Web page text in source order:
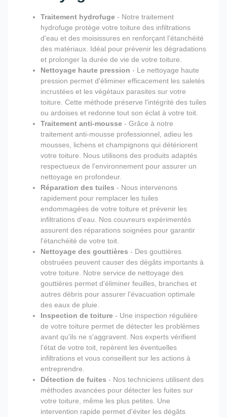
Traitement hydrofuge - Notre traitement
hydrofuge protège votre toiture des infiltrations
d'eau et des moisissures en renforçant l'étanchéité
des matériaux. Idéal pour prévenir les dégradations
et prolonger la durée de vie de votre toiture.
Nettoyage haute pression - Le nettoyage haute
pression permet d'éliminer efficacement les saletés
incrustées et les végétaux parasites sur votre
toiture. Cette méthode préserve l'intégrité des tuiles
ou ardoises et redonne tout son éclat à votre toit.
Traitement anti-mousse - Grâce à notre
traitement anti-mousse professionnel, adieu les
mousses, lichens et champignons qui détériorent
votre toiture. Nous utilisons des produits adaptés
respectueux de l'environnement pour assurer un
nettoyage en profondeur.
Réparation des tuiles - Nous intervenons
rapidement pour remplacer les tuiles
endommagées de votre toiture et prévenir les
infiltrations d'eau. Nos couvreurs expérimentés
assurent des réparations soignées pour garantir
l'étanchéité de votre toit.
Nettoyage des gouttières - Des gouttières
obstruées peuvent causer des dégâts importants à
votre toiture. Notre service de nettoyage des
gouttières permet d'éliminer feuilles, branches et
autres débris pour assurer l'évacuation optimale
des eaux de pluie.
Inspection de toiture - Une inspection régulière
de votre toiture permet de détecter les problèmes
avant qu'ils ne s'aggravent. Nos experts vérifient
l'état de votre toit, repèrent les éventuelles
infiltrations et vous conseillent sur les actions à
entreprendre.
Détection de fuites - Nos techniciens utilisent des
méthodes avancées pour détecter les fuites sur
votre toiture, même les plus petites. Une
intervention rapide permet d'éviter les dégâts